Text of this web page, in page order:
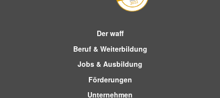
Der waff
Beruf & Weiterbildung
Jobs & Ausbildung
Förderungen
Unternehmen